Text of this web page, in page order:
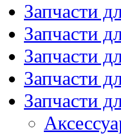
Запчасти
Запчасти
Запчасти
Запчасти
Запчасти